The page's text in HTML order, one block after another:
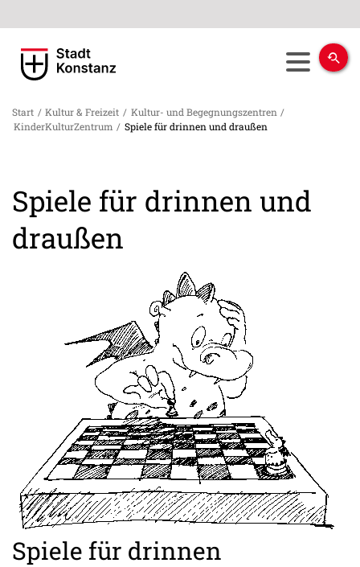
Start / Kultur & Freizeit / Kultur- und Begegnungszentren /
KinderKulturZentrum / Spiele für drinnen und draußen
Spiele für drinnen und
draußen
Spiele für drinnen